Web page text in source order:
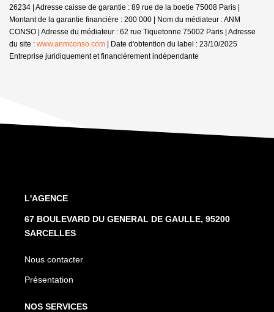
26234 | Adresse caisse de garantie : 89 rue de la boetie 75008 Paris |
Montant de la garantie financière : 200 000 | Nom du médiateur : ANM
CONSO | Adresse du médiateur : 62 rue Tiquetonne 75002 Paris | Adresse
du site : www.anmconso.com | Date d'obtention du label : 23/10/2025
Entreprise juridiquement et financièrement indépendante
L'AGENCE
67 BOULEVARD DU GENERAL DE GAULLE, 95200
SARCELLES
Nous contacter
Présentation
NOS SERVICES